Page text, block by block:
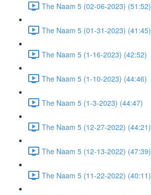
The Naam 5 (02-06-2023) (51:52)
The Naam 5 (01-31-2023) (41:45)
The Naam 5 (1-16-2023) (42:52)
The Naam 5 (1-10-2023) (44:46)
The Naam 5 (1-3-2023) (44:47)
The Naam 5 (12-27-2022) (44:21)
The Naam 5 (12-13-2022) (47:39)
The Naam 5 (11-22-2022) (40:11)